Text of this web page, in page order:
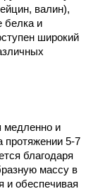
валин),
белка и
широкий
медленно и
протяжении 5-7
благодаря
массу в
и обеспечивая